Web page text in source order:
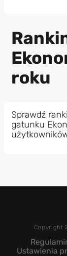
roku
Sprawdź
gatunku
Copyright
Ustawienia